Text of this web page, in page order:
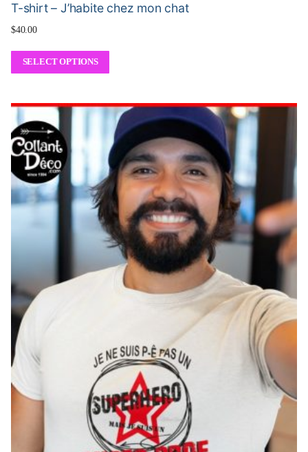
T-shirt – J’habite chez mon chat
$40.00
SELECT OPTIONS